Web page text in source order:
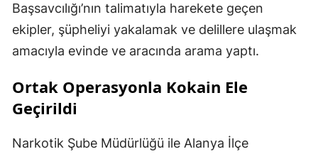
Başsavcılığı’nın talimatıyla harekete geçen
ekipler, şüpheliyi yakalamak ve delillere ulaşmak
amacıyla evinde ve aracında arama yaptı.
Ortak Operasyonla Kokain Ele
Geçirildi
Narkotik Şube Müdürlüğü ile Alanya İlçe